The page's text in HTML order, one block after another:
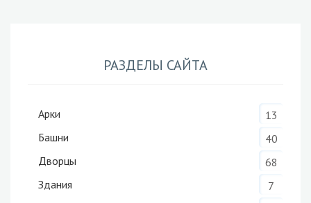
РАЗДЕЛЫ САЙТА
Арки
13
Башни
40
Дворцы
68
Здания
7